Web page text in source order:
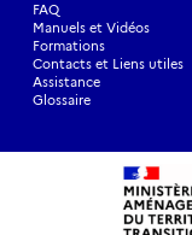
FAQ
Manuels et Vidéos
Formations
Contacts et Liens utiles
Assistance
Glossaire